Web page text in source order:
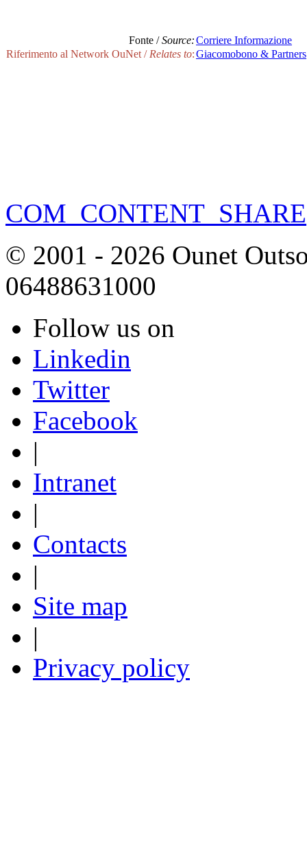
Fonte /Source:Corriere Informazione
Riferimento al Network OuNet /Relates to:Giacomobono & Partners
COM_CONTENT_SHARE
© 2001 - 2026 Ounet
06488631000
Follow us on
Linkedin
Twitter
Facebook
|
Intranet
|
Contacts
|
Site map
|
Privacy policy